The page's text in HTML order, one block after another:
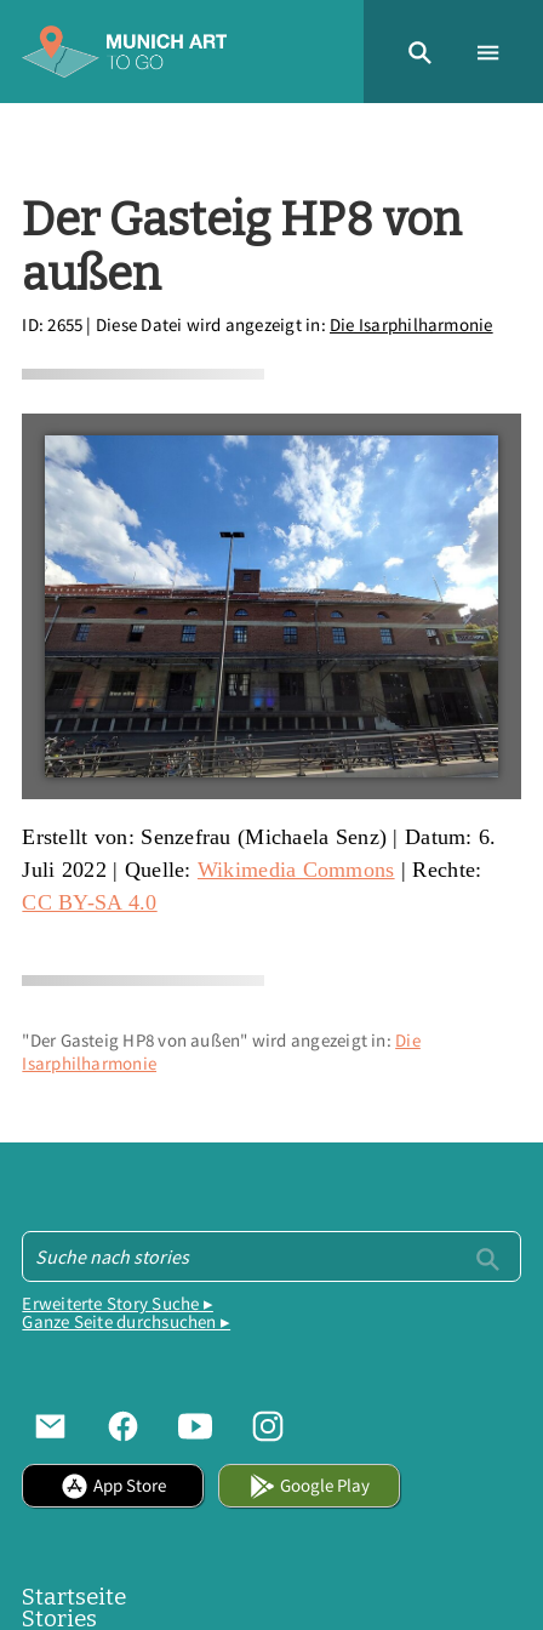
Der Gasteig HP8 von
außen
ID: 2655 | Diese Datei wird angezeigt in: Die Isarphilharmonie
Erstellt von: Senzefrau (Michaela Senz) | Datum: 6.
Juli 2022 | Quelle: Wikimedia Commons | Rechte:
CC BY-SA 4.0
"Der Gasteig HP8 von außen" wird angezeigt in: Die
Isarphilharmonie
Erweiterte Story Suche ▸
Ganze Seite durchsuchen ▸
App Store Google Play
Startseite
Stories